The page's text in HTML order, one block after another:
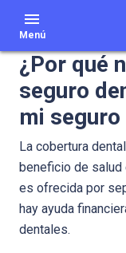
menu
Menú
¿Por qué
seguro
mi seguro
La cobertura
beneficio de salud
es ofrecida por
hay ayuda
dentales.